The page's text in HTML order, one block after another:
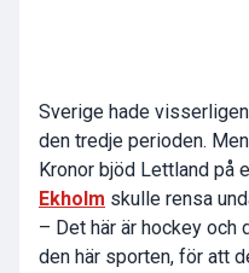
Sverige hade
den tredje perioden.
Kronor bjöd Lettland på
Ekholm skulle rensa
– Det här är hockey och
den här sporten, för att